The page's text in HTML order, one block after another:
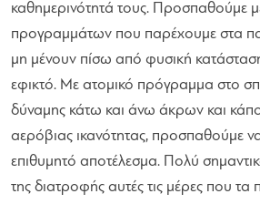
καθημερινότητά τους. Προσπαθούμε
προγραμμάτων που παρέχουμε στα
μη μένουν πίσω από φυσική
εφικτό. Με ατομικό πρόγραμμα στο
δύναμης κάτω και άνω άκρων και
αερόβιας ικανότητας, προσπαθούμε
επιθυμητό αποτέλεσμα. Πολύ
της διατροφής αυτές τις μέρες που τα